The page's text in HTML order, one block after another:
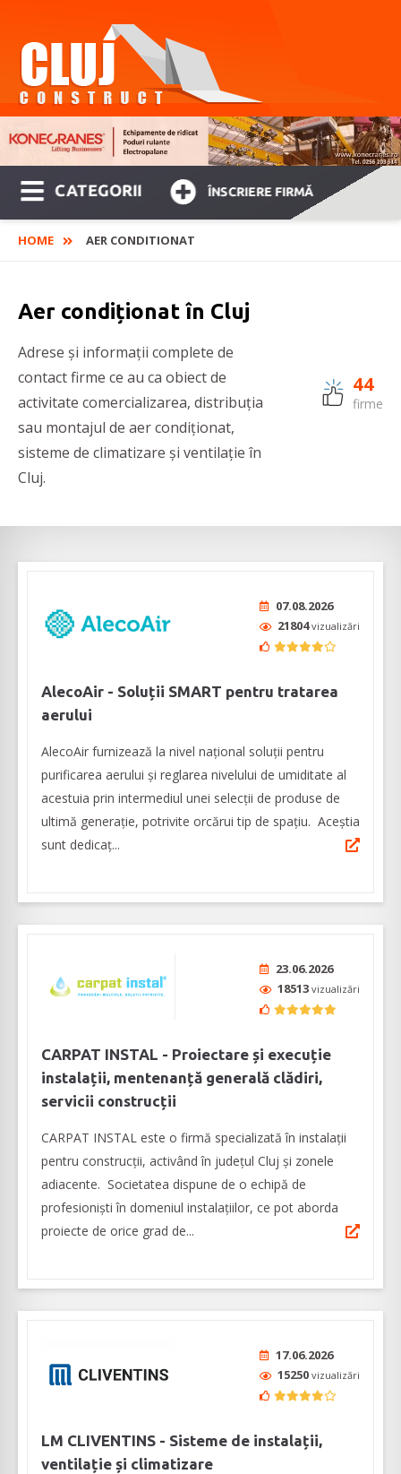
CATEGORII ÎNSCRIERE FIRMĂ
HOME AER CONDITIONAT
Aer condiționat în Cluj
Adrese și informații complete de
contact firme ce au ca obiect de
activitate comercializarea, distribuția
sau montajul de aer condiționat,
sisteme de climatizare și ventilație în
Cluj.
44
firme
07.08.2026
21804vizualizări
AlecoAir - Soluții SMART pentru tratarea
aerului
AlecoAir furnizează la nivel național soluții pentru
purificarea aerului și reglarea nivelului de umiditate al
acestuia prin intermediul unei selecţii de produse de
ultimă generaţie, potrivite orcărui tip de spaţiu. Aceștia
sunt dedicaț...
23.06.2026
18513 vizualizări
CARPAT INSTAL - Proiectare și execuție
instalații, mentenanță generală clădiri,
servicii construcții
CARPAT INSTAL este o firmă specializată în instalații
pentru construcții, activând în județul Cluj și zonele
adiacente. Societatea dispune de o echipă de
profesioniști în domeniul instalațiilor, ce pot aborda
proiecte de orice grad de...
17.06.2026
15250 vizualizări
LM CLIVENTINS - Sisteme de instalații,
ventilație și climatizare